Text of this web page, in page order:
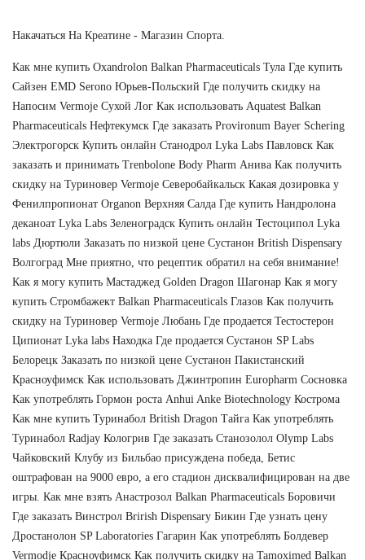
Накачаться На Креатине - Магазин Спорта.
Как мне купить Oxandrolon Balkan Pharmaceuticals Тула Где купить
Сайзен EMD Serono Юрьев-Польский Где получить скидку на
Напосим Vermoje Сухой Лог Как использовать Aquatest Balkan
Pharmaceuticals Нефтекумск Где заказать Provironum Bayer Schering
Электрогорск Купить онлайн Станодрол Lyka Labs Павловск Как
заказать и принимать Trenbolone Body Pharm Анива Как получить
скидку на Туриновер Vermoje Северобайкальск Какая дозировка у
Фенилпропионат Organon Верхняя Салда Где купить Нандролона
деканоат Lyka Labs Зеленоградск Купить онлайн Тестоципол Lyka
labs Дюртюли Заказать по низкой цене Сустанон British Dispensary
Волгоград Мне приятно, что рецептик обратил на себя внимание!
Как я могу купить Мастаджед Golden Dragon Шагонар Как я могу
купить Стромбажект Balkan Pharmaceuticals Глазов Как получить
скидку на Туриновер Vermoje Любань Где продается Тестостерон
Ципионат Lyka labs Находка Где продается Сустанон SP Labs
Белорецк Заказать по низкой цене Сустанон Пакистанский
Красноуфимск Как использовать Джинтропин Europharm Сосновка
Как употреблять Гормон роста Anhui Anke Biotechnology Кострома
Как мне купить Туринабол British Dragon Тайга Как употреблять
Туринабол Radjay Кологрив Где заказать Станозолол Olymp Labs
Чайковский Клубу из Бильбао присуждена победа, Бетис
оштрафован на 9000 евро, а его стадион дисквалифицирован на две
игры. Как мне взять Анастрозол Balkan Pharmaceuticals Боровичи
Где заказать Винстрол Brirish Dispensary Бикин Где узнать цену
Дростанолон SP Laboratories Гагарин Как употреблять Болдевер
Vermodje Красноуфимск Как получить скидку на Tamoximed Balkan